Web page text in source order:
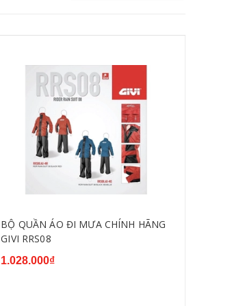
BỘ QUẦN ÁO ĐI MƯA CHÍNH HÃNG
GIVI RRS08
1.028.000₫